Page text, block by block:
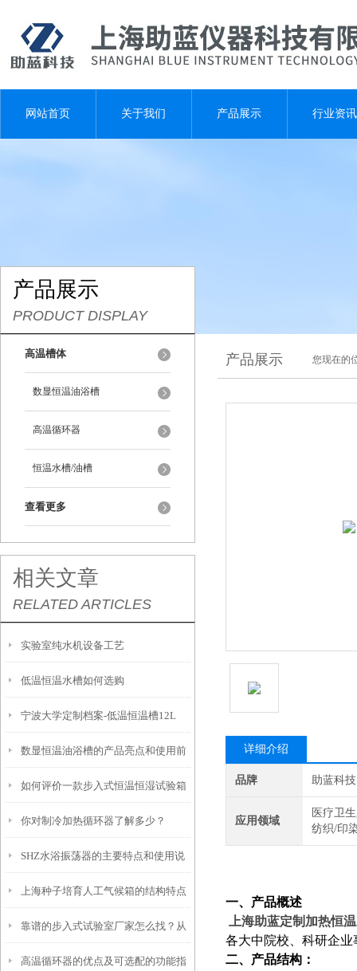
网站首页 关于我们 产品展示 行业资讯
产品展示
PRODUCT DISPLAY
高温槽体
数显恒温油浴槽
高温循环器
恒温水槽/油槽
查看更多
相关文章
RELATED ARTICLES
实验室纯水机设备工艺
低温恒温水槽如何选购
宁波大学定制档案-低温恒温槽12L
数显恒温油浴槽的产品亮点和使用前
安全须知
如何评价一款步入式恒温恒湿试验箱
的好坏？
你对制冷加热循环器了解多少？
SHZ水浴振荡器的主要特点和使用说
明
上海种子培育人工气候箱的结构特点
与优势介绍
靠谱的步入式试验室厂家怎么找？从
信誉和资质入手
高温循环器的优点及可选配的功能指
产品展示 您现在的
详细介绍
品牌 助蓝科技
应用领域
医疗卫
纺织/印
一、产品概述
上海助蓝定制加热恒
各大中院校、科研企
二、产品结构：